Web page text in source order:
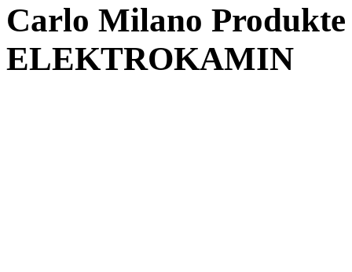
Carlo Milano
ELEKTROKAMIN